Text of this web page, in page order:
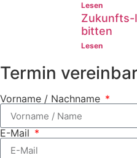
Lesen
Zukunfts-
bitten
Lesen
Termin
Vorname / Nachname
E-Mail